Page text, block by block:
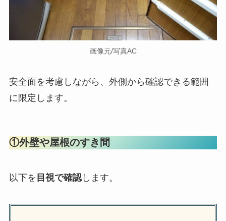
画像元/写真AC
安全面を考慮しながら、外側から確認できる範囲
に限定します。
①外壁や屋根のすき間
以下を 目視で確認します。